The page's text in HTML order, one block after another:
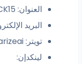
العنوان: SHACK15، سان فرانسيسكو، كاليفورنيا
البريد
تويتر: twitter.com/arizeai
لينكدإن: